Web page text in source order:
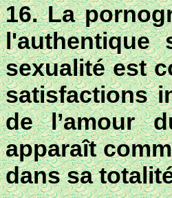
16. La
l'authentique
sexualité est
satisfactions
de l’amour
apparaît
dans sa